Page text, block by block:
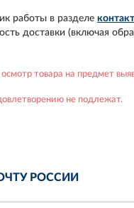
работы в разделе
доставки (включая
товара на предмет
не подлежат.
РОССИИ